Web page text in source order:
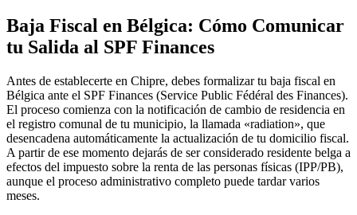
Baja Fiscal en Bélgica: Cómo Comunicar
tu Salida al SPF Finances
Antes de establecerte en Chipre, debes formalizar tu baja fiscal en
Bélgica ante el SPF Finances (Service Public Fédéral des Finances).
El proceso comienza con la notificación de cambio de residencia en
el registro comunal de tu municipio, la llamada «radiation», que
desencadena automáticamente la actualización de tu domicilio fiscal.
A partir de ese momento dejarás de ser considerado residente belga a
efectos del impuesto sobre la renta de las personas físicas (IPP/PB),
aunque el proceso administrativo completo puede tardar varios
meses.